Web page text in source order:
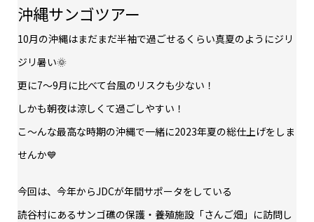
沖縄サンゴツアー
10月の沖縄はまだまだ半袖で過ごせるくらい真夏のようにジリ
ジリ暑い🌞
更に7～9月に比べて台風のリスクも少ない！
しかも朝夜は涼しくて過ごしやすい！
こ～んな最高な時期の沖縄で一緒に2023年夏の総仕上げをしま
せんか💙
今回は、今年からJDCが年間サポータをしている
読谷村にあるサンゴ礁の保護・養殖施設「さんご畑」に訪問し